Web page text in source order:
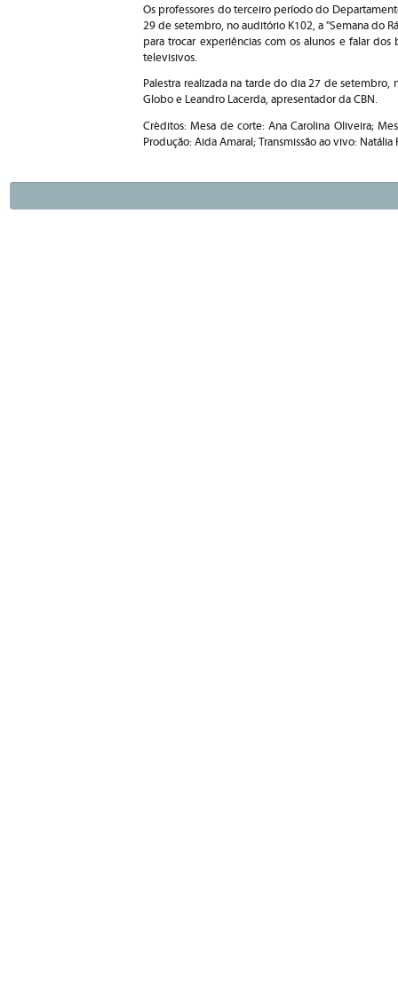
Os professores do terceiro período do
29 de setembro, no auditório K102, a "Semana do
para trocar experiências com os alunos e falar
televisivos.
Palestra realizada na tarde do dia 27 de
Globo e Leandro Lacerda, apresentador da CBN.
Créditos: Mesa de corte: Ana Carolina Oliveira;
Produção: Aida Amaral; Transmissão ao vivo: